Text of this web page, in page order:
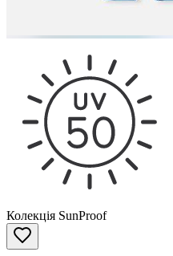
Колекція SunProof